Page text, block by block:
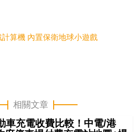
算機 內置保衛地球小遊戲
相關文章
車充電收費比較！中電/港